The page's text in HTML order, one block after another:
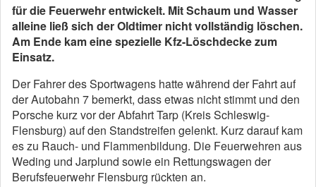
für die Feuerwehr entwickelt. Mit Schaum und Wasser
alleine ließ sich der Oldtimer nicht vollständig löschen.
Am Ende kam eine spezielle Kfz-Löschdecke zum
Einsatz.
Der Fahrer des Sportwagens hatte während der Fahrt auf
der Autobahn 7 bemerkt, dass etwas nicht stimmt und den
Porsche kurz vor der Abfahrt Tarp (Kreis Schleswig-
Flensburg) auf den Standstreifen gelenkt. Kurz darauf kam
es zu Rauch- und Flammenbildung. Die Feuerwehren aus
Weding und Jarplund sowie ein Rettungswagen der
Berufsfeuerwehr Flensburg rückten an.